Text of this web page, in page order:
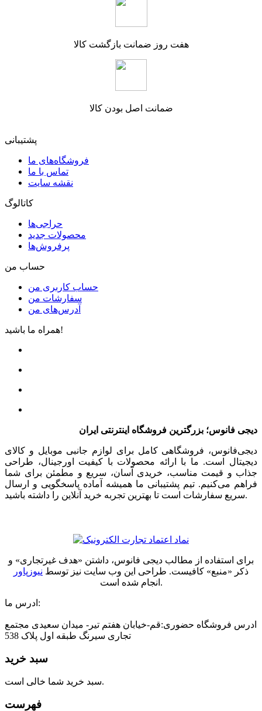
هفت روز ضمانت بازگشت کالا
ضمانت اصل بودن کالا
پشتیبانی
فروشگاه‌های ما
تماس با ما
نقشه سایت
کاتالوگ
حراجی‌ها
محصولات جدید
پرفروش‌ها
حساب من
حساب کاربری من
سفارشات من
آدرس‌های من
همراه ما باشید!
دیجی فانوس؛ بزرگترین فروشگاه اینترنتی ایران
دیجی‌فانوس، فروشگاهی کامل برای لوازم جانبی موبایل و کالای
دیجیتال است. ما با ارائه محصولات با کیفیت اورجینال، طراحی
جذاب و قیمت مناسب، خریدی آسان، سریع و مطمئن برای شما
فراهم می‌کنیم. تیم پشتیبانی ما همیشه آماده پاسخگویی و ارسال
سریع سفارشات است تا بهترین تجربه خرید آنلاین را داشته باشید.
برای استفاده از مطالب دیجی فانوس، داشتن «هدف غیرتجاری» و
ذکر «منبع» کافیست. طراحی این وب سایت نیز توسط نیوزپاور
انجام شده است.
ادرس ما:
ادرس فروشگاه حضوری:قم-خیابان هفتم تیر- میدان سعیدی مجتمع
تجاری سیرنگ طبقه اول پلاک 538
سبد خرید
سبد خرید شما خالی است.
فهرست